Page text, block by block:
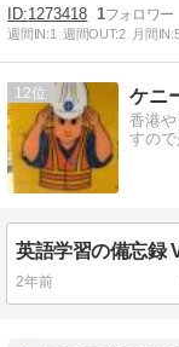
1273418 1
週間IN:1 週間OUT:2 月間IN:
12 ケニ
香港
すの
英語学習の備忘録
2年前